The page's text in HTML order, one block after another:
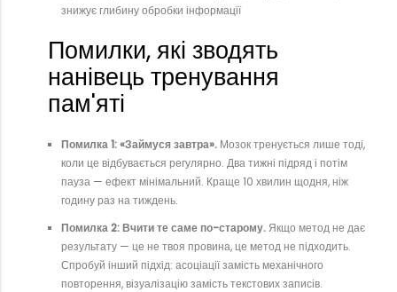
знижує глибину обробки інформації
Помилки, які зводять
нанівець тренування
пам'яті
Помилка 1: «Займуся завтра». Мозок тренується лише тоді,
коли це відбувається регулярно. Два тижні підряд і потім
пауза — ефект мінімальний. Краще 10 хвилин щодня, ніж
годину раз на тиждень.
Помилка 2: Вчити те саме по-старому. Якщо метод не дає
результату — це не твоя провина, це метод не підходить.
Спробуй інший підхід: асоціації замість механічного
повторення, візуалізацію замість текстових записів.